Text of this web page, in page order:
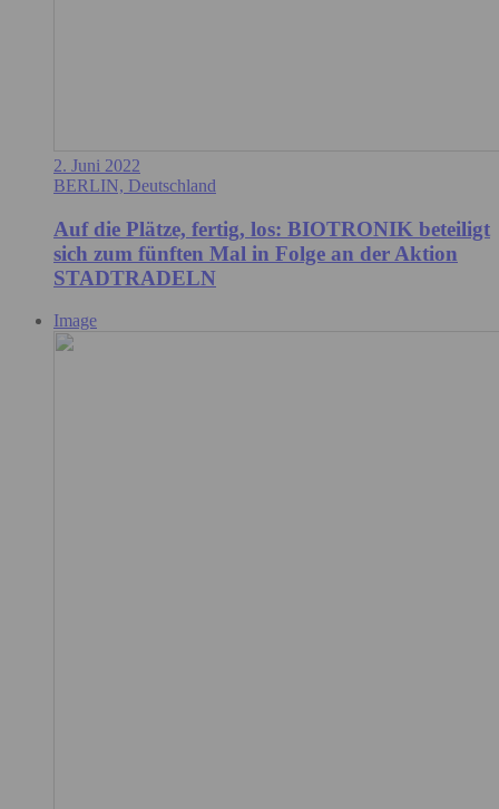
2. Juni 2022
BERLIN, Deutschland
Auf die Plätze, fertig, los: BIOTRONIK beteiligt
sich zum fünften Mal in Folge an der Aktion
STADTRADELN
Image